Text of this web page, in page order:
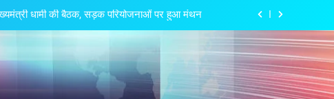
धामी की बैठक, सड़क परियोजनाओं पर हुआ मंथन
देहरादून-मसूरी के नियोजित विकास को मिलेगी रफ्तार
पर अछनेरा-टनकपुर एक्सप्रेस का ठहराव हुआ स्वीकृत